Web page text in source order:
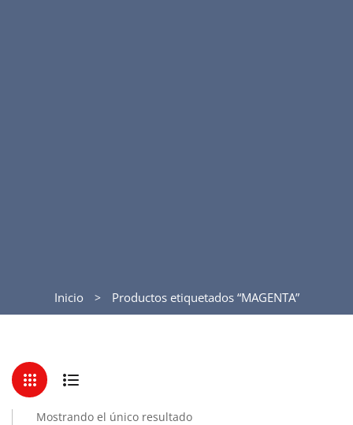
Inicio Productos etiquetados “MAGENTA”
Mostrando el único resultado